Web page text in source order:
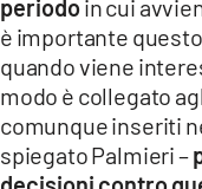
periodoin cui
è importante
quando viene
modo è collegato
comunque inseriti
spiegato Palmieri –